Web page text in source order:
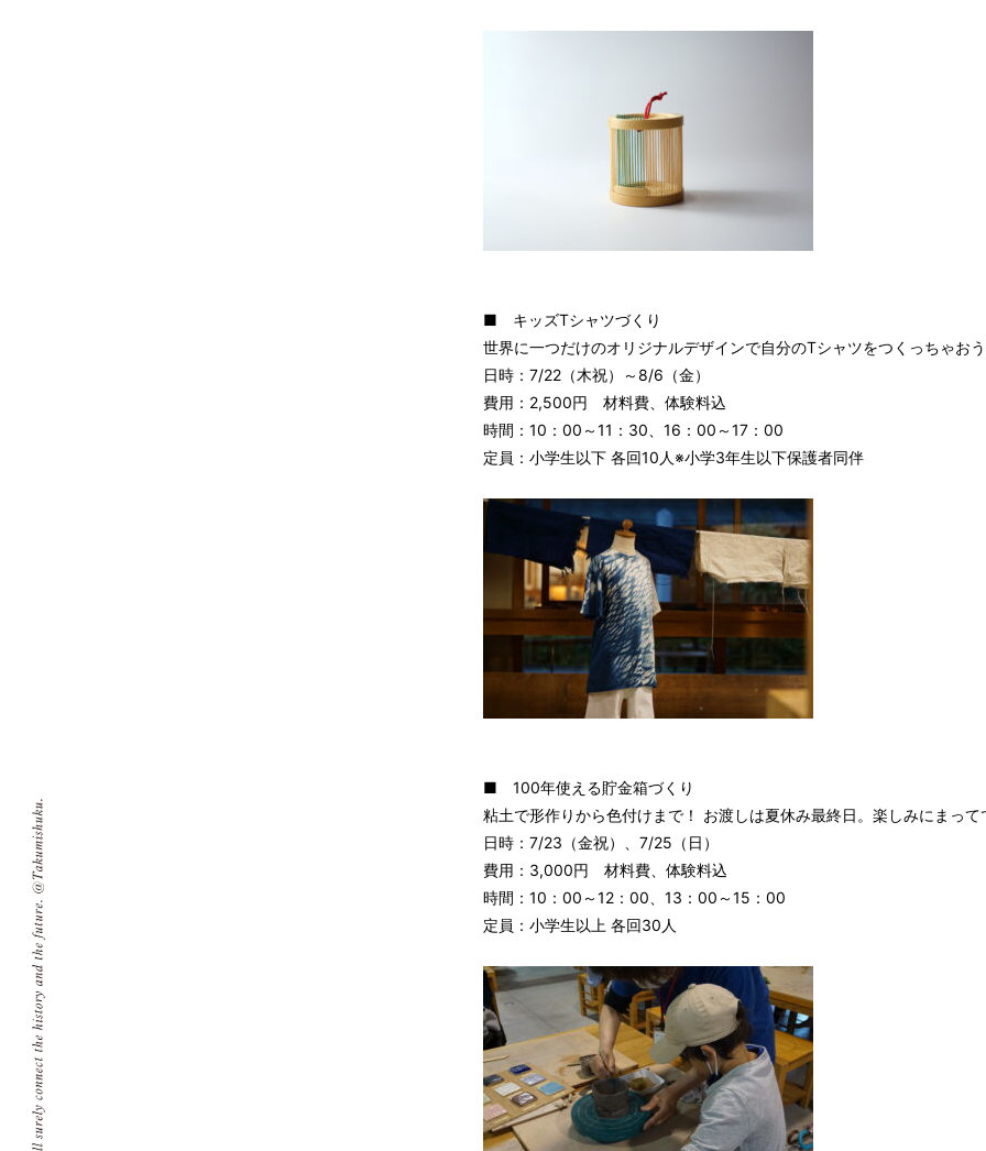
■ キッズTシャツづくり
世界に一つだけのオリジナルデザインで自分のTシャツをつくっちゃお
日時：7/22（木祝）～8/6（金）
費用：2,500円 材料費、体験料込
時間：10：00～11：30、16：00～17：00
定員：小学生以下 各回10人※小学3年生以下保護者同伴
■ 100年使える貯金箱づくり
粘土で形作りから色付けまで！ お渡しは夏休み最終日。楽しみにまって
日時：7/23（金祝）、7/25（日）
費用：3,000円 材料費、体験料込
時間：10：00～12：00、13：00～15：00
定員：小学生以上 各回30人